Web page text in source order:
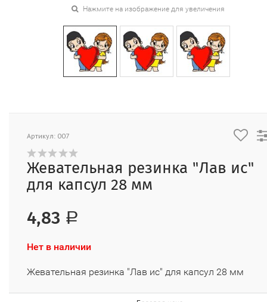
Нажмите на изображение для увеличения
Артикул: 007
Жевательная резинка "Лав ис"
для капсул 28 мм
4,83 Р
Нет в наличии
Жевательная резинка "Лав ис" для капсул 28 мм